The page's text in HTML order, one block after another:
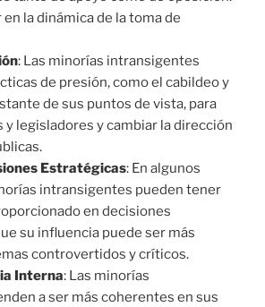
la dinámica de la toma de
: Las minorías intransigentes
de presión, como el cabildeo y
de sus puntos de vista, para
legisladores y cambiar la dirección
Estratégicas: En algunos
intransigentes pueden tener
en decisiones
su influencia puede ser más
controvertidos y críticos.
Interna: Las minorías
a ser más coherentes en sus